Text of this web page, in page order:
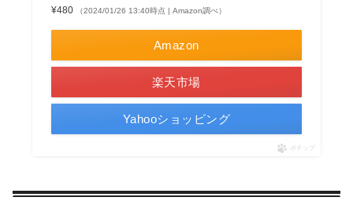
¥480
（2024/01/26 13:40時点 | Amazon調べ）
Amazon
楽天市場
Yahooショッピング
ポチップ